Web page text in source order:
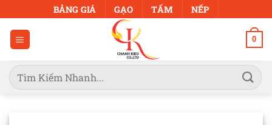
qua
dung
BẢNG GIÁ GẠO TẤM NẾP
0
Tìm
kiếm: